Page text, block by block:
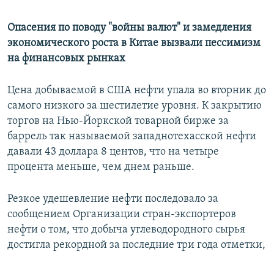
Все сайты РСЕ/РС
Опасения по поводу "войны валют" и замедления
экономического роста в Китае вызвали пессимизм
на финансовых рынках
Цена добываемой в США нефти упала во вторник до
самого низкого за шестилетие уровня. К закрытию
торгов на Нью-Йоркской товарной бирже за
баррель так называемой западнотехасской нефти
давали 43 доллара 8 центов, что на четыре
процента меньше, чем днем раньше.
Резкое удешевление нефти последовало за
сообщением Организации стран-экспортеров
нефти о том, что добыча углеводородного сырья
достигла рекордной за последние три года отметки,